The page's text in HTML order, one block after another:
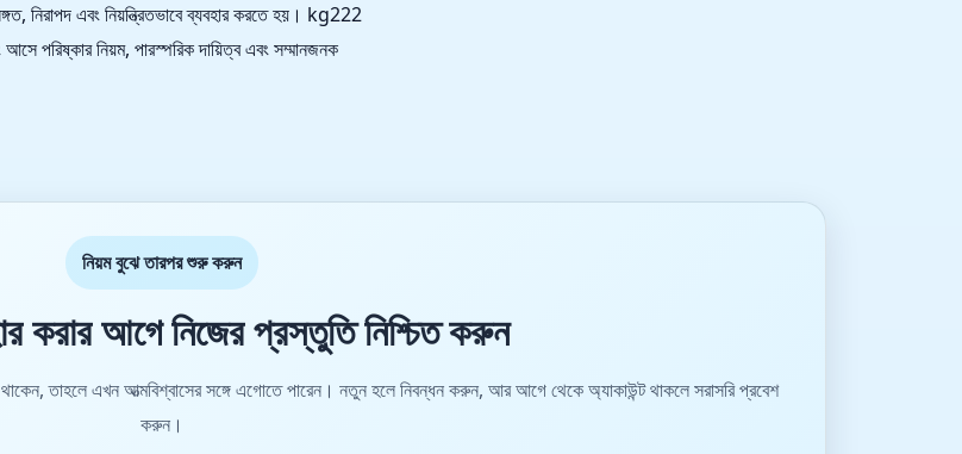
নিরাপদ এবং নিয়ন্ত্রিতভাবে ব্যবহার করতে হয়। kg222
পরিষ্কার নিয়ম, পারস্পরিক দায়িত্ব এবং সম্মানজনক
নিয়ম বুঝে তারপর শুরু করুন
করার আগে নিজের প্রস্তুতি নিশ্চিত করুন
থাকেন, তাহলে এখন আত্মবিশ্বাসের সঙ্গে এগোতে পারেন। নতুন হলে নিবন্ধন করুন, আর আগে থেকে অ্যাকাউন্ট থাকলে সরাসরি প্রবেশ
করুন।